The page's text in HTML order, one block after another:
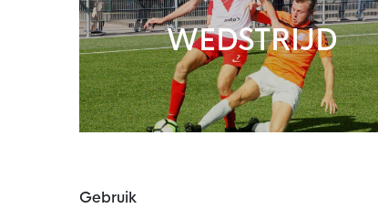
WEDSTRIJD
Gebruik